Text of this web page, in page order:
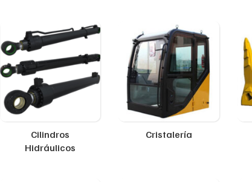
Cilindros
Hidráulicos
Cristalería